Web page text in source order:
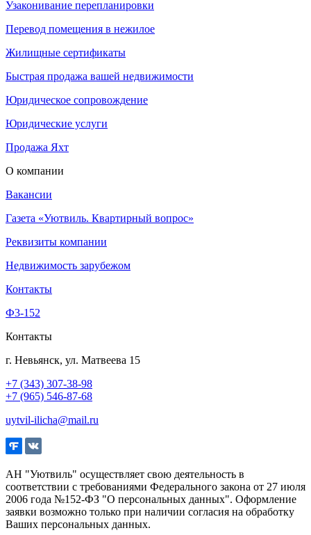
Узаконивание перепланировки
Перевод помещения в нежилое
Жилищные сертификаты
Быстрая продажа вашей недвижимости
Юридическое сопровождение
Юридические услуги
Продажа Яхт
О компании
Вакансии
Газета «Уютвиль. Квартирный вопрос»
Реквизиты компании
Недвижимость зарубежом
Контакты
Ф3-152
Контакты
г. Невьянск, ул. Матвеева 15
+7 (343) 307-38-98
+7 (965) 546-87-68
uytvil-ilicha@mail.ru
АН "Уютвиль" осуществляет свою деятельность в
соответствии с требованиями Федерального закона от 27 июля
2006 года №152-ФЗ "О персональных данных". Оформление
заявки возможно только при наличии согласия на обработку
Ваших персональных данных.